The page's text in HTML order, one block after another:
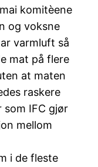
komitèene
og voksne
varmluft så
mat på flere
at maten
raskere
som IFC gjør
mellom
i de fleste